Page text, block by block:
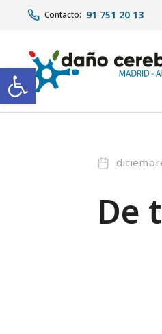
Abrir barra de herramientas
Contacto: 91 751 20 13
De